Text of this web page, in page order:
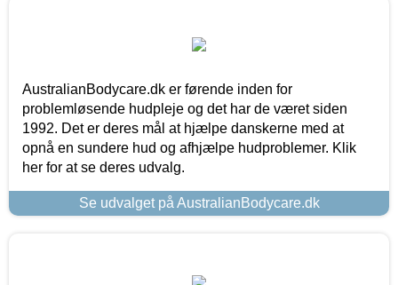
AustralianBodycare.dk er førende inden for
problemløsende hudpleje og det har de været siden
1992. Det er deres mål at hjælpe danskerne med at
opnå en sundere hud og afhjælpe hudproblemer. Klik
her for at se deres udvalg.
Se udvalget på AustralianBodycare.dk